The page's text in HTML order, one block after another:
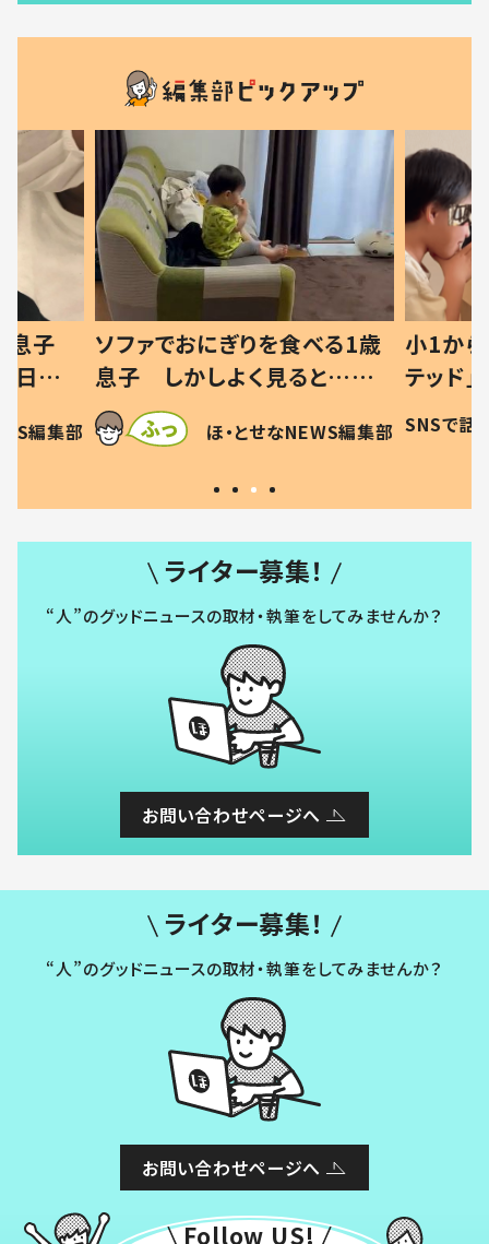
りを食べる1歳
く見ると…母
察した母の投稿
す！」「現行
とせなNEWS編集部
小1から不登校、息子は「ギフ
テッド」だった 父が“ウチ給
食”を作り続ける理由とは #令
和の親 #令和の子
SNSで話題 ほ・とせなNEWS編集部
ライター募集！
“人”のグッドニュースの取材・執筆をしてみませんか？
お問い合わせページへ
ライター募集！
“人”のグッドニュースの取材・執筆をしてみませんか？
お問い合わせページへ
Follow US!